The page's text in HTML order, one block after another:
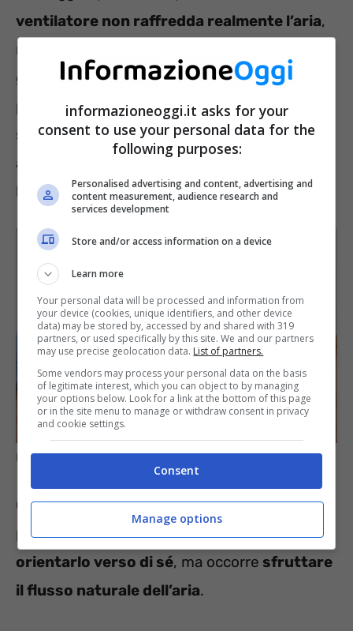
ventilatore non raffredda realmente l’aria,
ma
grazie al movimento. Se viene collocato nel
punto sbagliato, non solo non porta benefici
significativi, ma rischia addirittura di restare
acceso più a lungo, aumentando i costi in
bolletta.
Dove posizionare il ventilatore – informazioneoggi.it
Gli esperti sottolineano che la chiave sta nel
posizionamento strategico:non basta
orientarlo verso di sé, ma occorre sfruttare
il flusso naturale dell’aria.
informazioneoggi.it asks for your
consent to use your personal data for the
following purposes:
Personalised advertising and content, advertising and
content measurement, audience research and
services development
Store and/or access information on a device
Learn more
Your personal data will be processed and information from
your device (cookies, unique identifiers, and other device
data) may be stored by, accessed by and shared with 319
partners, or used specifically by this site. We and our partners
may use precise geolocation data. List of partners.
Some vendors may process your personal data on the basis
of legitimate interest, which you can object to by managing
your options below. Look for a link at the bottom of this page
or in the site menu to manage or withdraw consent in privacy
and cookie settings.
Consent
Manage options